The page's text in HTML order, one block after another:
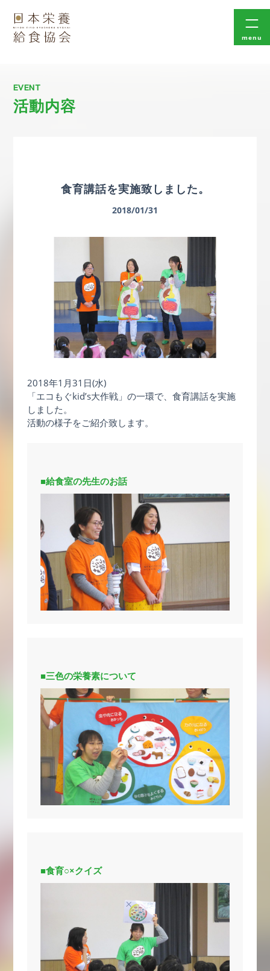
menu
EVENT
活動内容
食育講話を実施致しました。
2018/01/31
2018年1月31日(水)
「エコもぐkid’s大作戦」の一環で、食育講話を実施
しました。
活動の様子をご紹介致します。
■給食室の先生のお話
■三色の栄養素について
■食育○×クイズ